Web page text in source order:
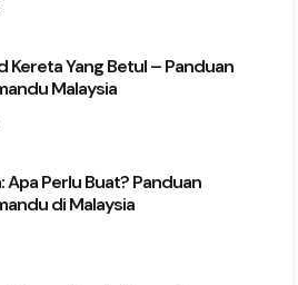
Kereta Yang Betul – Panduan
Malaysia
Apa Perlu Buat? Panduan
di Malaysia